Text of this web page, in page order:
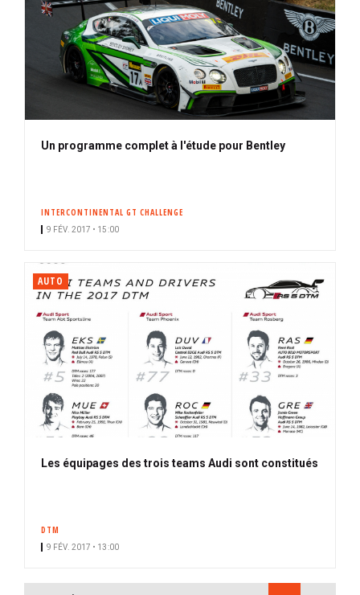
Un programme complet à l'étude pour Bentley
INTERCONTINENTAL GT CHALLENGE
9 FÉV. 2017 • 15:00
AUTO
Les équipages des trois teams Audi sont constitués
DTM
9 FÉV. 2017 • 13:00